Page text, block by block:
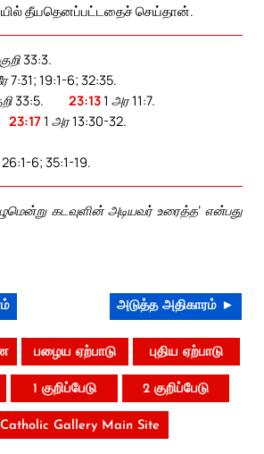
தீயதெனப்பட்டதைச் செய்தான்.
33:3.
7:31; 19:1-6; 32:35.
33:5. 23:131 அர 11:7.
23:17 1 அர 13:30-32.
6; 35:1-19.
கடவுளின் அடியவர் உரைத்த’ என்பது
அடுத்த அதிகாரம் ►
பழைய ஏற்பாடு புதிய ஏற்பாடு
1 குறிப்பேடு 2 குறிப்பேடு
Gallery Main Site